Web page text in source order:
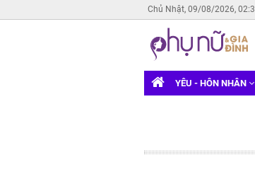
Chủ Nhật, 09/08/2026,
YÊU - HÔN NHÂN